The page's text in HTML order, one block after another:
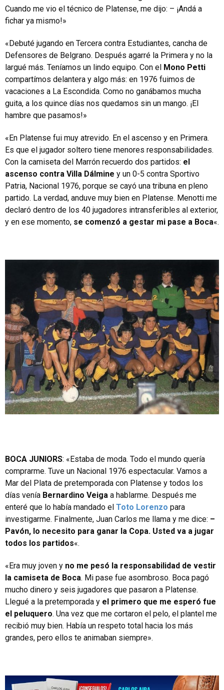
Cuando me vio el técnico de Platense, me dijo: – ¡Andá a
fichar ya mismo!»
«Debuté jugando en Tercera contra Estudiantes, cancha de
Defensores de Belgrano. Después agarré la Primera y no la
largué más. Teníamos un lindo equipo. Con el Mono Petti
compartímos delantera y algo más: en 1976 fuimos de
vacaciones a La Escondida. Como no ganábamos mucha
guita, a los quince días nos quedamos sin un mango. ¡El
hambre que pasamos!»
«En Platense fui muy atrevido. En el ascenso y en Primera.
Es que el jugador soltero tiene menores responsabilidades.
Con la camiseta del Marrón recuerdo dos partidos: el
ascenso contra Villa Dálmine y un 0-5 contra Sportivo
Patria, Nacional 1976, porque se cayó una tribuna en pleno
partido. La verdad, anduve muy bien en Platense. Menotti me
declaró dentro de los 40 jugadores intransferibles al exterior,
y en ese momento, se comenzó a gestar mi pase a Boca«.
BOCA JUNIORS: «Estaba de moda. Todo el mundo quería
comprarme. Tuve un Nacional 1976 espectacular. Vamos a
Mar del Plata de pretemporada con Platense y todos los
días venía Bernardino Veiga a hablarme. Después me
enteré que lo había mandado el Toto Lorenzo para
investigarme. Finalmente, Juan Carlos me llama y me dice: –
Pavón, lo necesito para ganar la Copa. Usted va a jugar
todos los partidos«.
«Era muy joven y no me pesó la responsabilidad de vestir
la camiseta de Boca. Mi pase fue asombroso. Boca pagó
mucho dinero y seis jugadores que pasaron a Platense.
Llegué a la pretemporada y el primero que me esperó fue
el peluquero. Una vez que me cortaron el pelo, el plantel me
recibió muy bien. Había un respeto total hacia los más
grandes, pero ellos te animaban siempre».